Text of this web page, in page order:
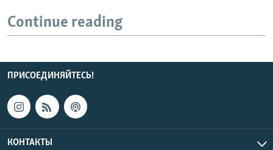
Continue reading
ПРИСОЕДИНЯЙТЕСЬ!
КОНТАКТЫ